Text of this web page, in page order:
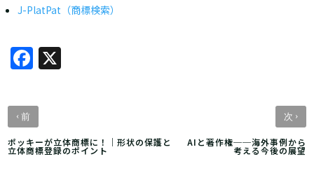
J-PlatPat（商標検索）
Facebook
‹ 前
ポッキーが立体商標に！｜形状の保護と
立体商標登録のポイント
次 ›
AIと著作権──海外事例から
考える今後の展望